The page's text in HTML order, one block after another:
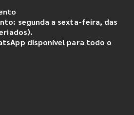
segunda a sexta-feira, das
disponível para todo o